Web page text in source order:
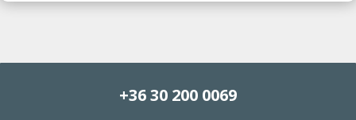
+36 30 200 0069